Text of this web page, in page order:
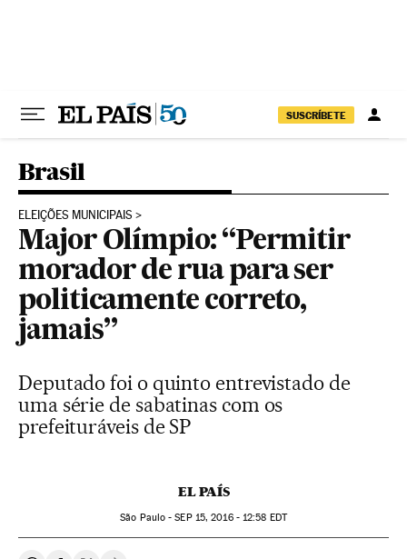
SUSCRÍBETE
Brasil
ELEIÇÕES MUNICIPAIS
Major Olímpio: “Permitir
morador de rua para ser
politicamente correto,
jamais”
Deputado foi o quinto entrevistado de
uma série de sabatinas com os
prefeituráveis de SP
EL PAÍS
São Paulo -SEP15, 2016 - 12:58 EDT